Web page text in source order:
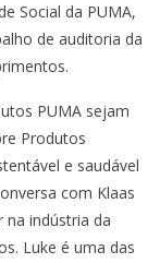
Social da PUMA,
de auditoria da
PUMA sejam
Produtos
e saudável
com Klaas
na indústria da
Luke é uma das